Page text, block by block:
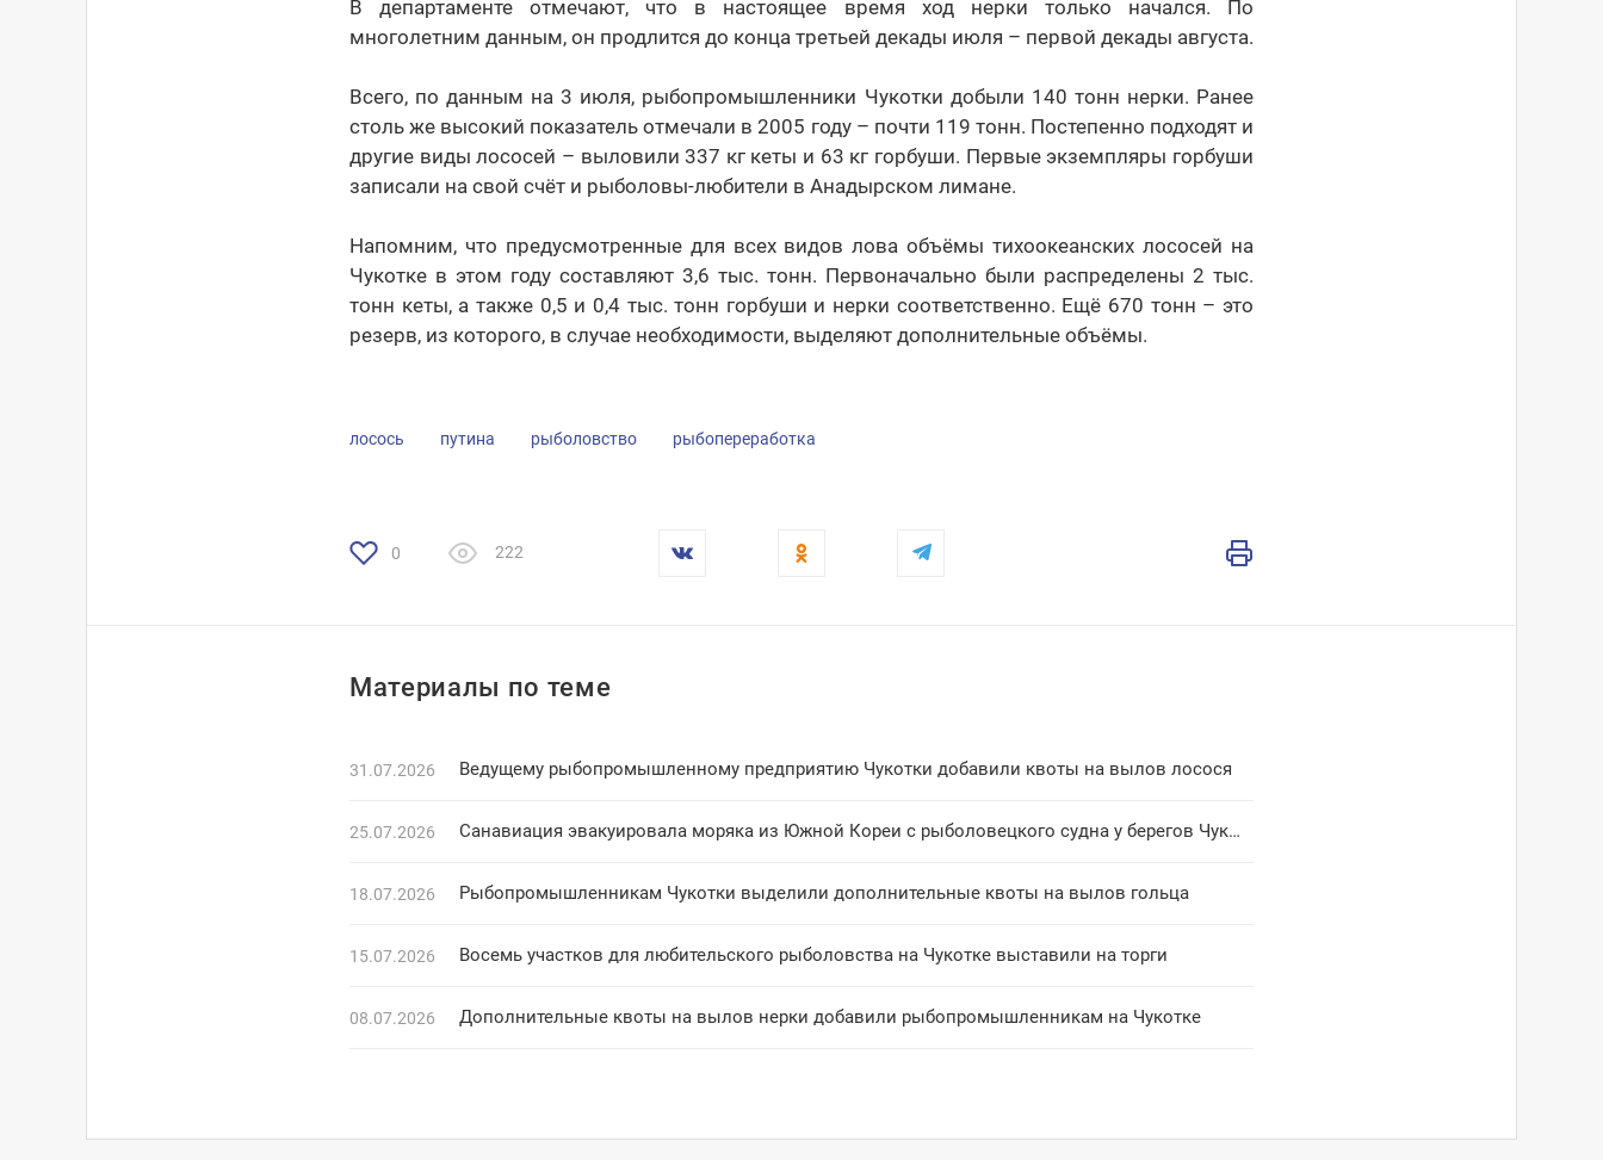
В департаменте отмечают, что в настоящее время ход нерки только начался. По
многолетним данным, он продлится до конца третьей декады июля – первой декады августа.
Всего, по данным на 3 июля, рыбопромышленники Чукотки добыли 140 тонн нерки. Ранее
столь же высокий показатель отмечали в 2005 году – почти 119 тонн. Постепенно подходят и
другие виды лососей – выловили 337 кг кеты и 63 кг горбуши. Первые экземпляры горбуши
записали на свой счёт и рыболовы-любители в Анадырском лимане.
Напомним, что предусмотренные для всех видов лова объёмы тихоокеанских лососей на
Чукотке в этом году составляют 3,6 тыс. тонн. Первоначально были распределены 2 тыс.
тонн кеты, а также 0,5 и 0,4 тыс. тонн горбуши и нерки соответственно. Ещё 670 тонн – это
резерв, из которого, в случае необходимости, выделяют дополнительные объёмы.
лосось путина рыболовство рыбопереработка
0 222
Материалы по теме
31.07.2026 Ведущему рыбопромышленному предприятию Чукотки добавили квоты на вылов лосося
25.07.2026 Санавиация эвакуировала моряка из Южной Кореи с рыболовецкого судна у берегов Чукотки
18.07.2026 Рыбопромышленникам Чукотки выделили дополнительные квоты на вылов гольца
15.07.2026 Восемь участков для любительского рыболовства на Чукотке выставили на торги
08.07.2026 Дополнительные квоты на вылов нерки добавили рыбопромышленникам на Чукотке